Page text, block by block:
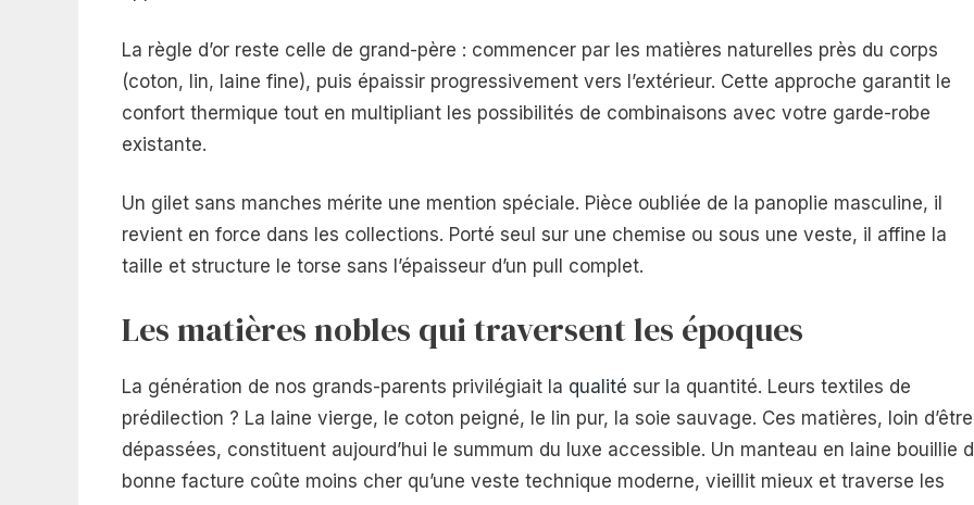
La règle d’or reste celle de grand-père : commencer par les matières naturelles près du corps
(coton, lin, laine fine), puis épaissir progressivement vers l’extérieur. Cette approche garantit le
confort thermique tout en multipliant les possibilités de combinaisons avec votre garde-robe
existante.
Un gilet sans manches mérite une mention spéciale. Pièce oubliée de la panoplie masculine, il
revient en force dans les collections. Porté seul sur une chemise ou sous une veste, il affine la
taille et structure le torse sans l’épaisseur d’un pull complet.
Les matières nobles qui traversent les époques
La génération de nos grands-parents privilégiait la qualité sur la quantité. Leurs textiles de
prédilection ? La laine vierge, le coton peigné, le lin pur, la soie sauvage. Ces matières, loin d’être
dépassées, constituent aujourd’hui le summum du luxe accessible. Un manteau en laine bouillie
bonne facture coûte moins cher qu’une veste technique moderne, vieillit mieux et traverse les